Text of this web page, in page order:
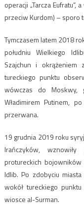
operacji „Tarcza
przeciw Kurdom) – sporo
Tymczasem latem 2018
południu Wielkiego
Szajchun i
tureckiego punktu
wówczas do Moskwy,
Władimirem Putinem,
przerwana.
19 grudnia 2019 roku
Irańczyków,
protureckich
Idlib. Po zdobyciu
wokół tureckiego
wiosce al-Surman.